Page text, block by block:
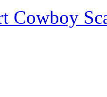
Cowboy